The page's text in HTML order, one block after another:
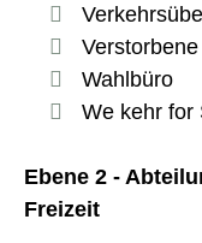
Wahlbüro
We kehr for
Ebene 2 -
Freizeit